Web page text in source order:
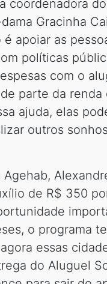
coordenadora
Gracinha
apoiar as
políticas
com o
parte da renda
ajuda, elas
outros
de R$ 350
o programa
essas
do Aluguel